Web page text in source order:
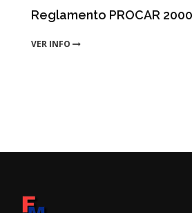
Reglamento PROCAR
VER INFO